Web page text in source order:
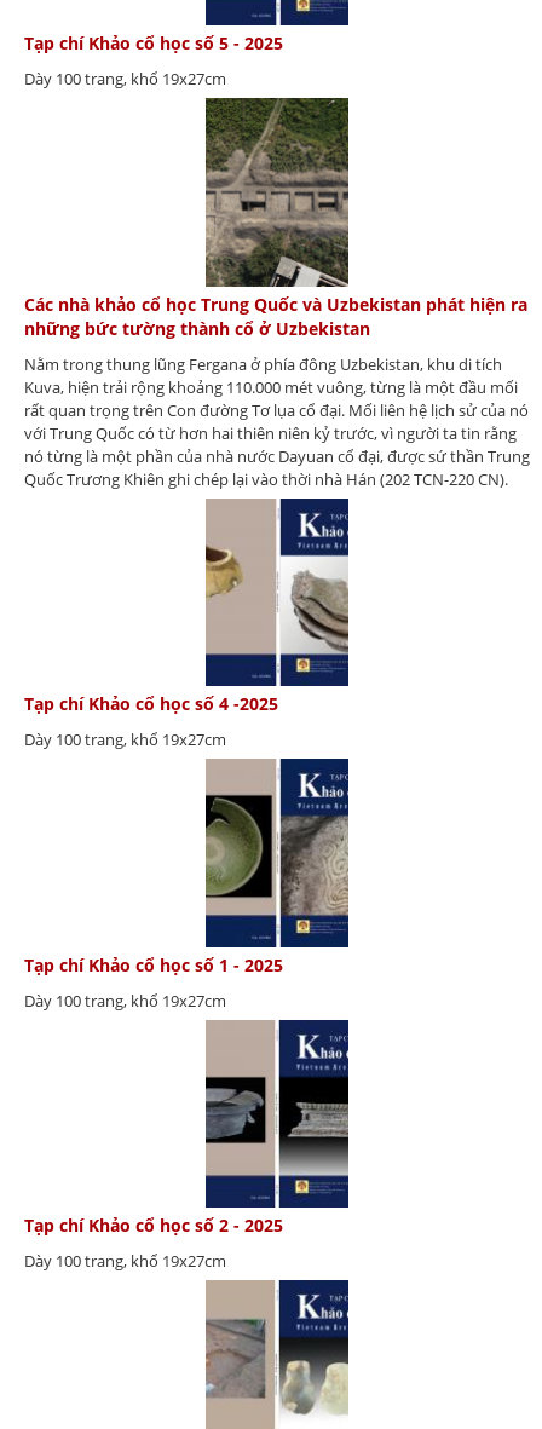
Tạp chí Khảo cổ học số 5 - 2025
Dày 100 trang, khổ 19x27cm
Các nhà khảo cổ học Trung Quốc và Uzbekistan phát hiện ra
những bức tường thành cổ ở Uzbekistan
Nằm trong thung lũng Fergana ở phía đông Uzbekistan, khu di tích
Kuva, hiện trải rộng khoảng 110.000 mét vuông, từng là một đầu mối
rất quan trọng trên Con đường Tơ lụa cổ đại. Mối liên hệ lịch sử của nó
với Trung Quốc có từ hơn hai thiên niên kỷ trước, vì người ta tin rằng
nó từng là một phần của nhà nước Dayuan cổ đại, được sứ thần Trung
Quốc Trương Khiên ghi chép lại vào thời nhà Hán (202 TCN-220 CN).
Tạp chí Khảo cổ học số 4 -2025
Dày 100 trang, khổ 19x27cm
Tạp chí Khảo cổ học số 1 - 2025
Dày 100 trang, khổ 19x27cm
Tạp chí Khảo cổ học số 2 - 2025
Dày 100 trang, khổ 19x27cm